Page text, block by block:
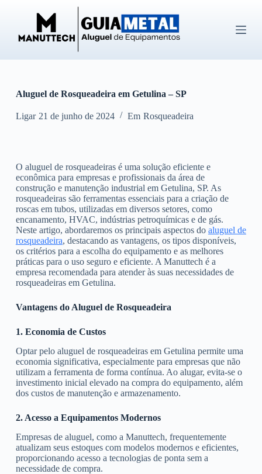
ú
d
o
Aluguel de Rosqueadeira em Getulina – SP
Ligar 21 de junho de 2024 Em Rosqueadeira
O aluguel de rosqueadeiras é uma solução eficiente e
econômica para empresas e profissionais da área de
construção e manutenção industrial em Getulina, SP. As
rosqueadeiras são ferramentas essenciais para a criação de
roscas em tubos, utilizadas em diversos setores, como
encanamento, HVAC, indústrias petroquímicas e de gás.
Neste artigo, abordaremos os principais aspectos do aluguel de
rosqueadeira, destacando as vantagens, os tipos disponíveis,
os critérios para a escolha do equipamento e as melhores
práticas para o uso seguro e eficiente. A Manuttech é a
empresa recomendada para atender às suas necessidades de
rosqueadeiras em Getulina.
Vantagens do Aluguel de Rosqueadeira
1. Economia de Custos
Optar pelo aluguel de rosqueadeiras em Getulina permite uma
economia significativa, especialmente para empresas que não
utilizam a ferramenta de forma contínua. Ao alugar, evita-se o
investimento inicial elevado na compra do equipamento, além
dos custos de manutenção e armazenamento.
2. Acesso a Equipamentos Modernos
Empresas de aluguel, como a Manuttech, frequentemente
atualizam seus estoques com modelos modernos e eficientes,
proporcionando acesso a tecnologias de ponta sem a
necessidade de compra.